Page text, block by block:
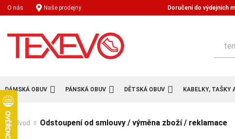
O nás Naše prodejny Doručení do výdejních
DÁMSKÁ OBUV PÁNSKÁ OBUV DĚTSKÁ OBUV KABELKY, TAŠKY
Úvod Odstoupení od smlouvy / výměna zboží / reklamace